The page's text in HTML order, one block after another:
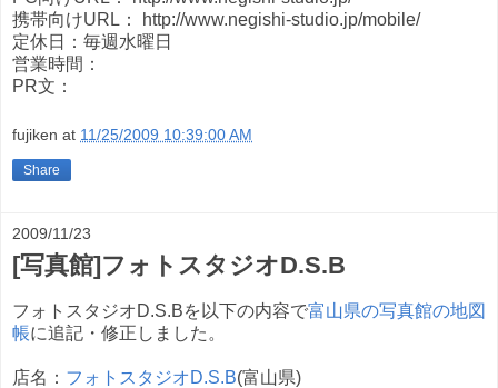
携帯向けURL： http://www.negishi-studio.jp/mobile/
定休日：毎週水曜日
営業時間：
PR文：
fujiken at 11/25/2009 10:39:00 AM
Share
2009/11/23
[写真館]フォトスタジオD.S.B
フォトスタジオD.S.Bを以下の内容で富山県の写真館の地図
帳に追記・修正しました。
店名： フォトスタジオD.S.B(富山県)